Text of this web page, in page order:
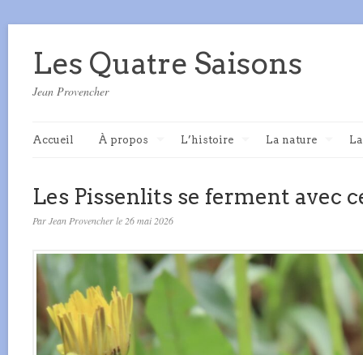
Les Quatre Saisons
Jean Provencher
Accueil À propos L’histoire La nature
Les Pissenlits se ferment avec
Par Jean Provencher le 26 mai 2026